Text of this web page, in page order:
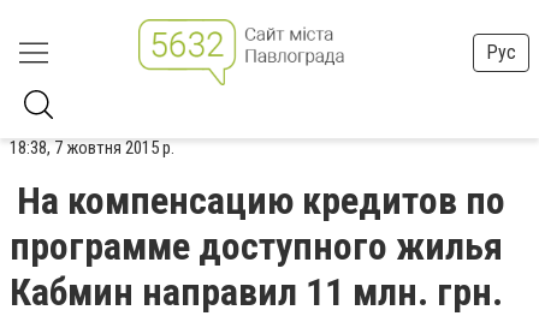
Рус
18:38, 7 жовтня 2015 р.
На компенсацию кредитов по
программе доступного жилья
Кабмин направил 11 млн. грн.